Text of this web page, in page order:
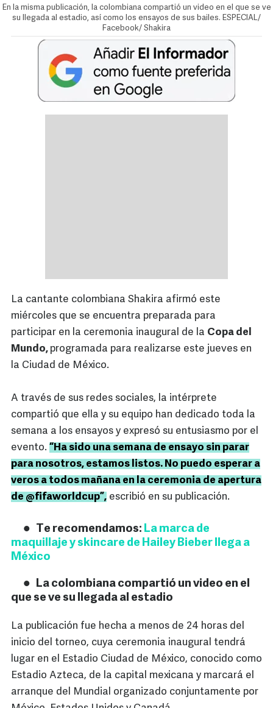
En la misma publicación, la colombiana compartió un video en el que se ve
su llegada al estadio, así como los ensayos de sus bailes. ESPECIAL/
Facebook/ Shakira
La cantante colombiana Shakira afirmó este
miércoles que se encuentra preparada para
participar en la ceremonia inaugural de la Copa del
Mundo, programada para realizarse este jueves en
la Ciudad de México.
A través de sus redes sociales, la intérprete
compartió que ella y su equipo han dedicado toda la
semana a los ensayos y expresó su entusiasmo por el
evento. “Ha sido una semana de ensayo sin parar
para nosotros, estamos listos. No puedo esperar a
veros a todos mañana en la ceremonia de apertura
de @fifaworldcup”, escribió en su publicación.
Te recomendamos: La marca de
maquillaje y skincare de Hailey Bieber llega a
México
La colombiana compartió un video en el
que se ve su llegada al estadio
La publicación fue hecha a menos de 24 horas del
inicio del torneo, cuya ceremonia inaugural tendrá
lugar en el Estadio Ciudad de México, conocido como
Estadio Azteca, de la capital mexicana y marcará el
arranque del Mundial organizado conjuntamente por